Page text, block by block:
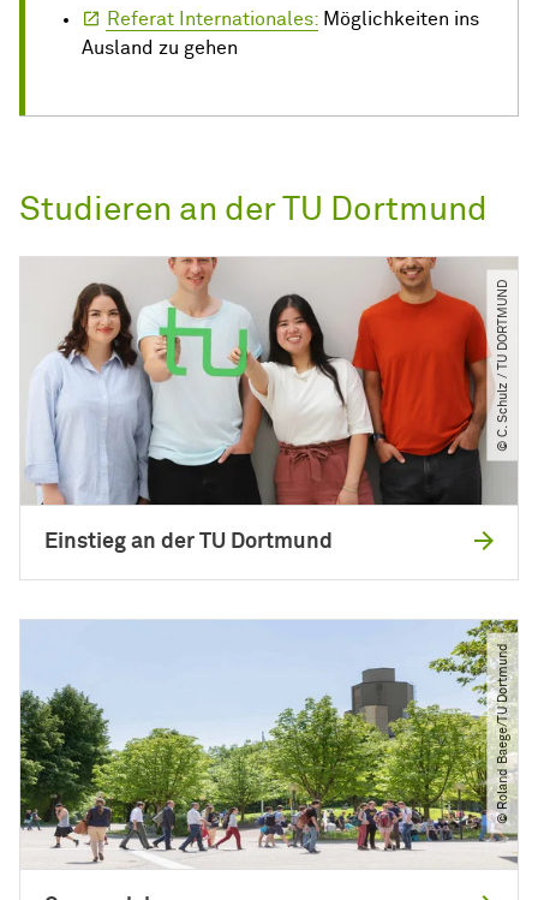
Referat Internationales: Möglichkeiten ins
Ausland zu gehen
Studieren an der TU Dortmund
© C. Schulz ​/​ TU DORTMUND
Einstieg an der TU Dortmund
© Roland Baege​/​TU Dortmund